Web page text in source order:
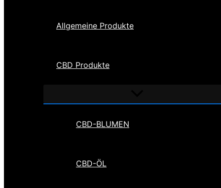
Allgemeine Produkte
CBD Produkte
umschalten
CBD-BLUMEN
CBD-ÖL